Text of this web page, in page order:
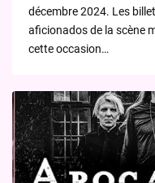
décembre 2024. Les
aficionados de la scène
cette occasion…